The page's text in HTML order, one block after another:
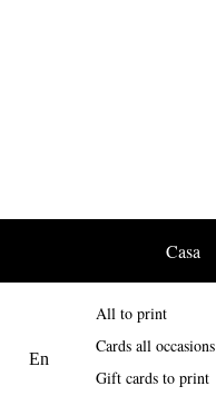
Casa
All to print
Cards all occasions
Gift cards to print